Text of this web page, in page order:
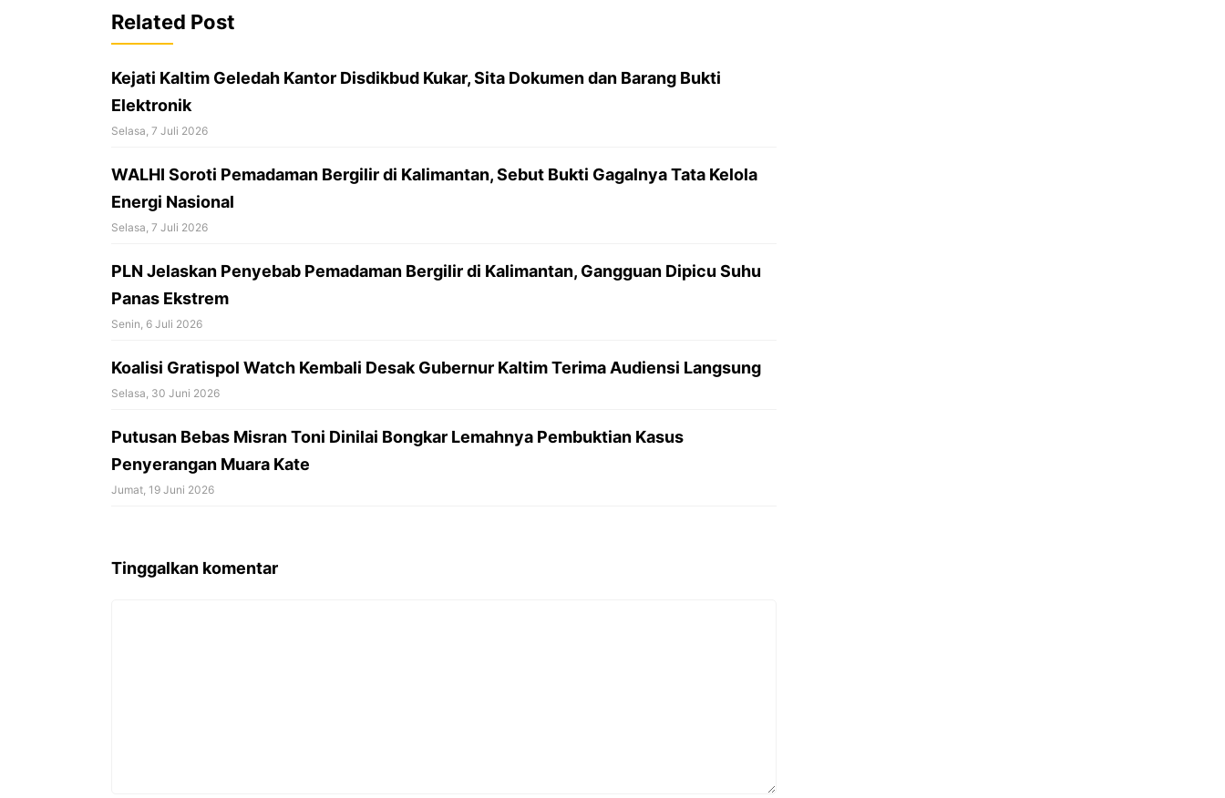
o
o
k
Related Post
Kejati Kaltim Geledah Kantor Disdikbud Kukar, Sita Dokumen dan Barang Bukti
Elektronik
Selasa, 7 Juli 2026
WALHI Soroti Pemadaman Bergilir di Kalimantan, Sebut Bukti Gagalnya Tata Kelola
Energi Nasional
Selasa, 7 Juli 2026
PLN Jelaskan Penyebab Pemadaman Bergilir di Kalimantan, Gangguan Dipicu Suhu
Panas Ekstrem
Senin, 6 Juli 2026
Koalisi Gratispol Watch Kembali Desak Gubernur Kaltim Terima Audiensi Langsung
Selasa, 30 Juni 2026
Putusan Bebas Misran Toni Dinilai Bongkar Lemahnya Pembuktian Kasus
Penyerangan Muara Kate
Jumat, 19 Juni 2026
Tinggalkan komentar